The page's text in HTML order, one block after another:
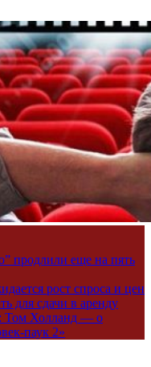
продлили еще на пять
рост спроса и цен
для сдачи в аренду
Том Холланд — о
паук 2»